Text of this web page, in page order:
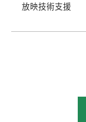
放映技術支援